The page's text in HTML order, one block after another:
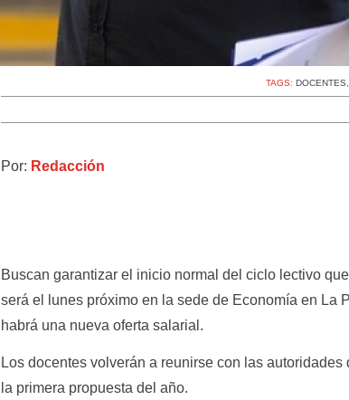
TAGS:DOCENTES
Por: Redacción
Buscan garantizar el inicio normal del ciclo lectivo
será el lunes próximo en la sede de Economía en La
habrá una nueva oferta salarial.
Los docentes volverán a reunirse con las
la primera propuesta del año.